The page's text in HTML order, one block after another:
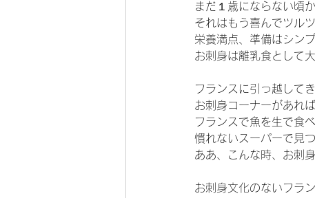
まだ１歳にならない頃
それはもう喜んでツル
栄養満点、準備はシン
お刺身は離乳食として
フランスに引っ越して
お刺身コーナーがあれ
フランスで魚を生で食
慣れないスーパーで見
ああ、こんな時、お刺
お刺身文化のないフラ